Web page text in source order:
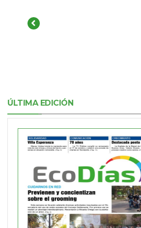
ÚLTIMA EDICIÓN